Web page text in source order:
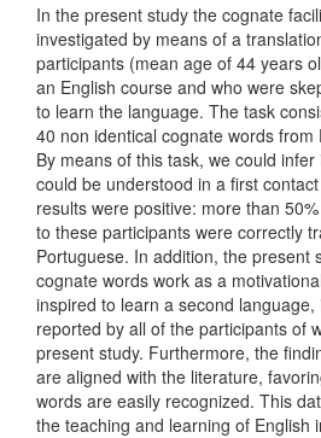
In the present study the cognate
investigated by means of a
participants (mean age of 44 years
an English course and who were
to learn the language. The task
40 non identical cognate words from
By means of this task, we could
could be understood in a first
results were positive: more than
to these participants were correctly
Portuguese. In addition, the present
cognate words work as a
inspired to learn a second
reported by all of the participants of
present study. Furthermore, the
are aligned with the literature,
words are easily recognized. This
the teaching and learning of English